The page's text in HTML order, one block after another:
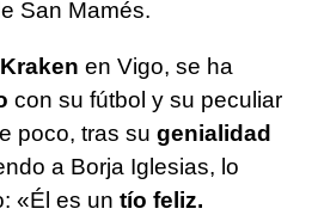
San Mamés.
Kraken en Vigo, se ha
con su fútbol y su peculiar
poco, tras su genialidad
a Borja Iglesias, lo
«Él es un tío feliz.